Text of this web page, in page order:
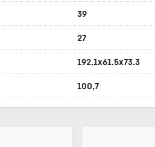
39
27
192.1x61.5x73.3
100,7